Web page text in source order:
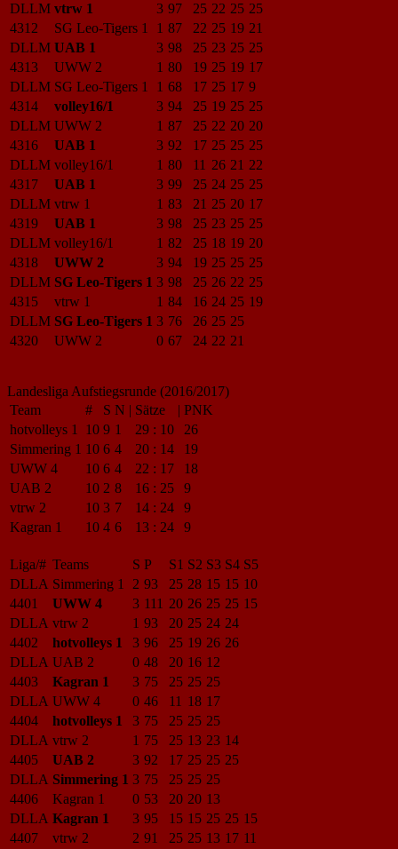
DLLM vtrw 1 3 97 25 22 25 25
4312
SG Leo-Tigers 1 1 87 22 25 19 21
DLLM UAB 1 3 98 25 23 25 25
4313
UWW 2 1 80 19 25 19 17
DLLM SG Leo-Tigers 1 1 68 17 25 17 9
4314
volley16/1 3 94 25 19 25 25
DLLM UWW 2 1 87 25 22 20 20
4316
UAB 1 3 92 17 25 25 25
DLLM volley16/1 1 80 11 26 21 22
4317
UAB 1 3 99 25 24 25 25
DLLM vtrw 1 1 83 21 25 20 17
4319
UAB 1 3 98 25 23 25 25
DLLM volley16/1 1 82 25 18 19 20
4318
UWW 2 3 94 19 25 25 25
DLLM SG Leo-Tigers 1 3 98 25 26 22 25
4315
vtrw 1 1 84 16 24 25 19
DLLM SG Leo-Tigers 1 3 76 26 25 25
4320
UWW 2 0 67 24 22 21
Landesliga Aufstiegsrunde (2016/2017)
Team
# S N | Sätze | PNK
hotvolleys 1
10 9 1 29 : 10
26
Simmering 1 10 6 4 20 : 14
19
UWW 4
10 6 4 22 : 17
18
UAB 2
10 2 8 16 : 25
9
vtrw 2
10 3 7 14 : 24
9
Kagran 1
10 4 6 13 : 24 9
Liga/# Teams S P S1 S2 S3 S4 S5
DLLA Simmering 1 2 93 25 28 15 15 10
4401
UWW 4 3 111 20 26 25 25 15
DLLA vtrw 2 1 93 20 25 24 24
4402
hotvolleys 1 3 96 25 19 26 26
DLLA UAB 2 0 48 20 16 12
4403
Kagran 1 3 75 25 25 25
DLLA UWW 4 0 46 11 18 17
4404
hotvolleys 1 3 75 25 25 25
DLLA vtrw 2 1 75 25 13 23 14
4405
UAB 2 3 92 17 25 25 25
DLLA Simmering 1 3 75 25 25 25
4406
Kagran 1 0 53 20 20 13
DLLA Kagran 1 3 95 15 15 25 25 15
4407
vtrw 2 2 91 25 25 13 17 11